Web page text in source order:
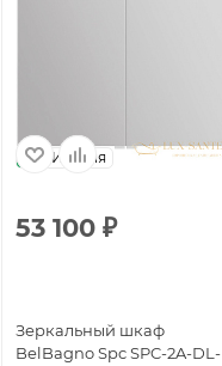
Италия
53 100 ₽
Зеркальный шкаф
BelBagno Spc SPC-2A-DL-